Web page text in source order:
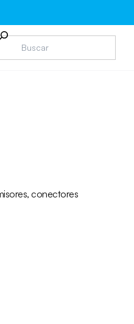
conectores